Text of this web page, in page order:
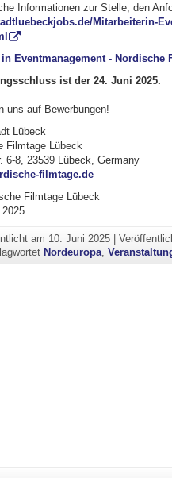
Informationen zur Stelle, den
Mitarbeiterin-
in Eventmanagement - Nordische
ist der 24. Juni 2025.
uns auf Bewerbungen!
Lübeck
Filmtage Lübeck
6-8, 23539 Lübeck, Germany
filmtage.de
Filmtage Lübeck
am 10. Juni 2025 |
Nordeuropa,